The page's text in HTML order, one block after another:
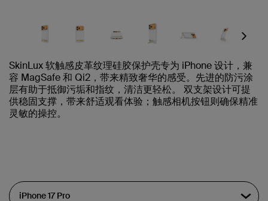
Next
SkinLux 软触感皮革纹理硅胶保护壳专为 iPhone 设计，兼
容 MagSafe 和 Qi2，带来精致奢华的感受。先进的防污涂
层有助于抵御污垢和指纹，清洁更轻松。 双支架设计可提
供稳固支撑，带来舒适观看体验；触感相机按钮则确保精准
灵敏的操控。